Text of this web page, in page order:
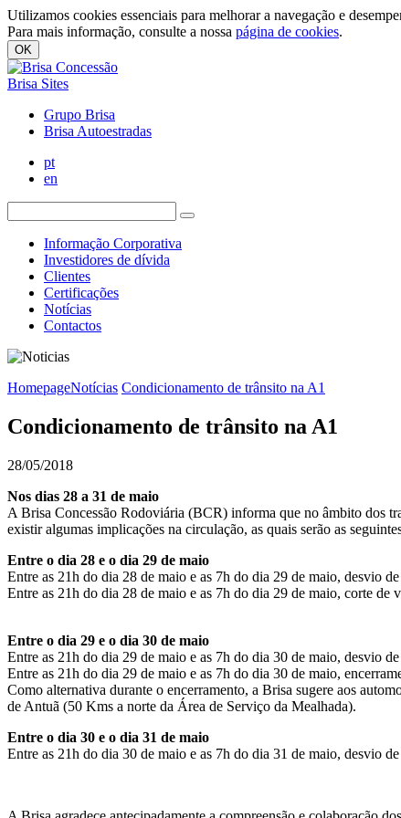
Utilizamos cookies essenciais para melhorar a navegação e
Para mais informação, consulte a nossa página de cookies.
OK
Brisa Sites
Grupo Brisa
Brisa Autoestradas
pt
en
Informação Corporativa
Investidores de dívida
Clientes
Certificações
Notícias
Contactos
HomepageNotícias Condicionamento de trânsito na A1
Condicionamento de trânsito na A1
28/05/2018
Nos dias 28 a 31 de maio
A Brisa Concessão Rodoviária (BCR) informa que no âmbito dos
existir algumas implicações na circulação, as quais serão as
Entre o dia 28 e o dia 29 de maio
Entre as 21h do dia 28 de maio e as 7h do dia 29 de maio, desvio
Entre as 21h do dia 28 de maio e as 7h do dia 29 de maio, corte
Entre o dia 29 e o dia 30 de maio
Entre as 21h do dia 29 de maio e as 7h do dia 30 de maio, desvio
Entre as 21h do dia 29 de maio e as 7h do dia 30 de maio,
Como alternativa durante o encerramento, a Brisa sugere aos
de Antuã (50 Kms a norte da Área de Serviço da Mealhada).
Entre o dia 30 e o dia 31 de maio
Entre as 21h do dia 30 de maio e as 7h do dia 31 de maio, desvio